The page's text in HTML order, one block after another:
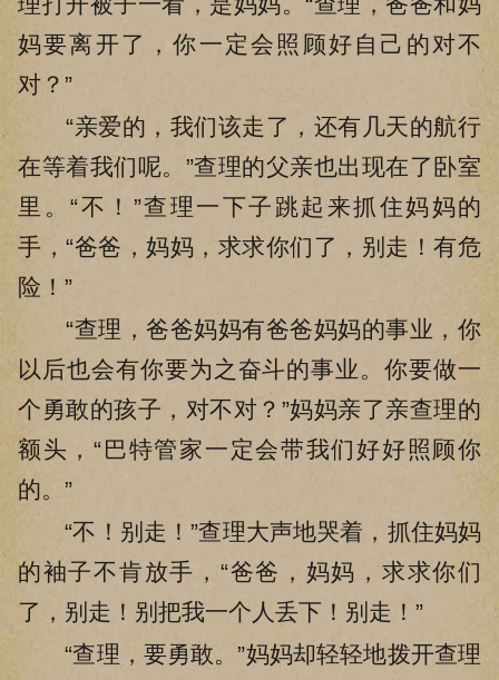
妈要离开了，你一定会照顾好自己的对不
对？”
“亲爱的，我们该走了，还有几天的航行
在等着我们呢。”查理的父亲也出现在了卧室
里。“不！”查理一下子跳起来抓住妈妈的
手，“爸爸，妈妈，求求你们了，别走！有危
险！”
“查理，爸爸妈妈有爸爸妈妈的事业，你
以后也会有你要为之奋斗的事业。你要做一
个勇敢的孩子，对不对？”妈妈亲了亲查理的
额头，“巴特管家一定会带我们好好照顾你
的。”
“不！别走！”查理大声地哭着，抓住妈妈
的袖子不肯放手，“爸爸，妈妈，求求你们
了，别走！别把我一个人丢下！别走！”
“查理，要勇敢。”妈妈却轻轻地拨开查理